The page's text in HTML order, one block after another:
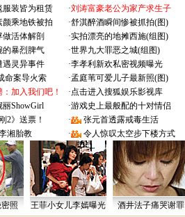
服装皆为租赁 ·刘涛富豪老公为家产求生子
乘地铁被拍 ·舒淇醉酒瞬间惨被抓拍(图)
做活体解剖 ·实拍漂亮的地摊西施(组图)
的暴烈脾气 ·世界九大罪恶之城(组图)
遇灵异事件 ·李孝利新欢私密视频曝光
命案导火索 ·孟庭苇可爱儿子最新照(图)
加入我们吧！ ·点击进入搜狐娱乐影视库
丽ShowGirl ·游戏史上最般配的十对情侣
2》送票！ ·
张元首透露戒毒生活
湘胎教 · 令人惊叹太空步下楼方式
照 王菲小女儿李嫣曝光 酒井法子痛哭谢罪